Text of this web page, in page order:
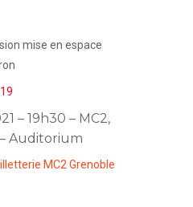
mise en espace
– 19h30 – MC2,
Auditorium
MC2 Grenoble